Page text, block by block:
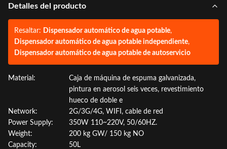
Detalles del producto
Resaltar: Dispensador automático de agua potable,
Dispensador automático de agua potable independiente,
Dispensador automático de agua potable de autoservicio
Material:
Caja de máquina de espuma galvanizada,
pintura en aerosol seis veces, revestimiento
hueco de doble e
Network:
2G/3G/4G, WIFI, cable de red
Power Supply:
350W 110~220V, 50/60HZ.
Weight:
200 kg GW/ 150 kg NO
Capacity:
50L